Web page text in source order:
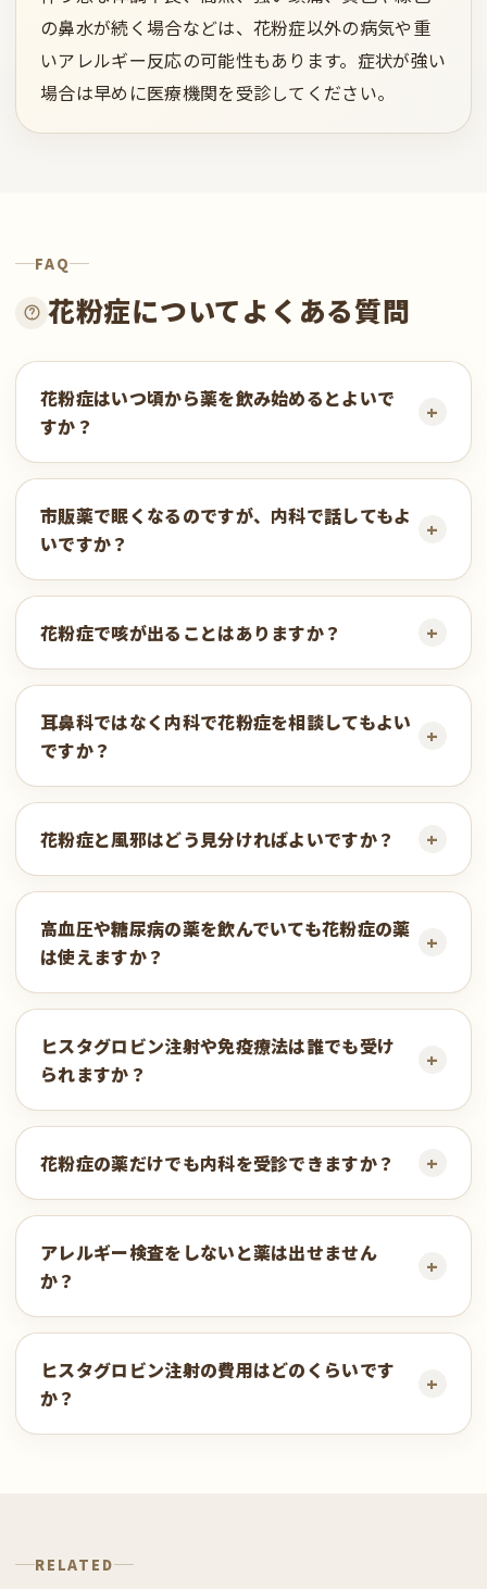
の鼻水が続く場合などは、花粉症以外の病気や重
いアレルギー反応の可能性もあります。症状が強い
場合は早めに医療機関を受診してください。
FAQ
花粉症についてよくある質問
花粉症はいつ頃から薬を飲み始めるとよいで
すか？
市販薬で眠くなるのですが、内科で話してもよ
いですか？
花粉症で咳が出ることはありますか？
耳鼻科ではなく内科で花粉症を相談してもよい
ですか？
花粉症と風邪はどう見分ければよいですか？
高血圧や糖尿病の薬を飲んでいても花粉症の薬
は使えますか？
ヒスタグロビン注射や免疫療法は誰でも受け
られますか？
花粉症の薬だけでも内科を受診できますか？
アレルギー検査をしないと薬は出せません
か？
ヒスタグロビン注射の費用はどのくらいです
か？
RELATED